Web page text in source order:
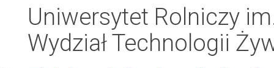
Uniwersytet Rolniczy
Wydział Technologii